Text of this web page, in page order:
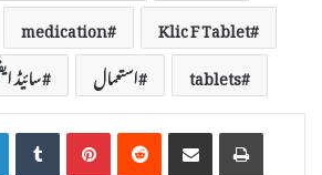
Klic F Tablet
medication
tablets
استعمال سائیڈ
LinkedInTumblrPinterestReddit Share via Email Print